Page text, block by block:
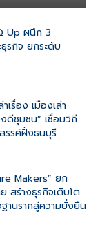
Up ผนึก 3
รกิจ ยกระดับ
เรื่อง เมืองเล่า
ดีชุมชน” เชื่อมวิถี
รรค์ฝั่งธนบุรี
Makers” ยก
สร้างธุรกิจเติบโต
านรากสู่ความยั่งยืน